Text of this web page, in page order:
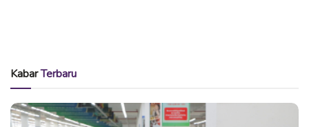
KabarTerbaru